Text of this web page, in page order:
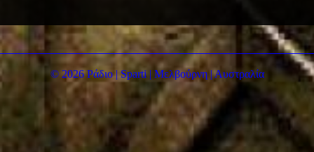
© 2026 Ράδιο | Sparti | Μελβούρνη | Αυστραλία